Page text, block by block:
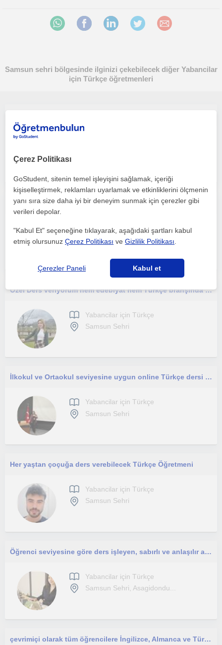
Samsun sehri bölgesinde ilginizi çekebilecek diğer Yabancilar
için Türkçe öğretmenleri
Eğlenceyle dolu dolu Türkçe öğrenmek daha artık kolay
Yabancilar için Türkçe
Samsun Sehri
Özel Ders veriyorum hem edebiyat hem Türkçe branşında beraber gelişiyoruz. Sıkılmadan öğreniyoruz
Yabancilar için Türkçe
Samsun Sehri
İlkokul ve Ortaokul seviyesine uygun online Türkçe dersi veriyorum
Yabancilar için Türkçe
Samsun Sehri
Her yaştan çoçuğa ders verebilecek Türkçe Öğretmeni
Yabancilar için Türkçe
Samsun Sehri
Öğrenci seviyesine göre ders işleyen, sabırlı ve anlaşılır anlatımı olan bir öğretmenim.
Yabancilar için Türkçe
Samsun Sehri, Asagidondu...
çevrimiçi olarak tüm öğrencilere İngilizce, Almanca ve Türkçe dersleri veriyorum.
Çerez Politikası
GoStudent, sitenin temel işleyişini sağlamak, içeriği
kişiselleştirmek, reklamları uyarlamak ve etkinliklerini ölçmenin
yanı sıra size daha iyi bir deneyim sunmak için çerezler gibi
verileri depolar.
"Kabul Et" seçeneğine tıklayarak, aşağıdaki şartları kabul
etmiş olursunuzÇerez Politikası veGizlilik Politikası
Çerezler Paneli Kabul et